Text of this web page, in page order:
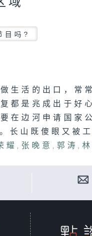
目吗?
生活的出口，常
都是兆成出于好
在边河申请国家
长山既傻眼又被
耀 , 张晚意 ,郭涛 ,